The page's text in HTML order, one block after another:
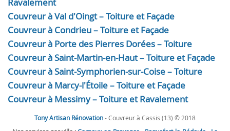
Couvreur à Val d'Oingt – Toiture et Façade
Couvreur à Condrieu – Toiture et Façade
Couvreur à Porte des Pierres Dorées – Toiture
Couvreur à Saint-Martin-en-Haut – Toiture et Façade
Couvreur à Saint-Symphorien-sur-Coise – Toiture
Couvreur à Marcy-l'Étoile – Toiture et Façade
Couvreur à Messimy – Toiture et Ravalement
Tony Artisan Rénovation- Couvreur à Cassis (13) © 2018